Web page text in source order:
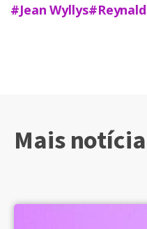
#Jean Wyllys
Mais